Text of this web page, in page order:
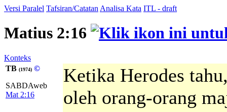
Versi Paralel Tafsiran/Catatan Analisa Kata ITL - draft
Matius 2:16
Konteks
TB (1974) ©
SABDAweb
Mat 2:16
Ketika Herodes
oleh orang-orang